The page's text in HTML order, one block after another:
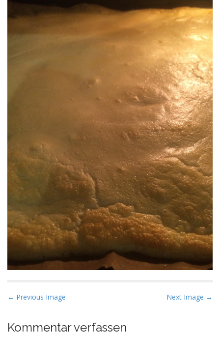
P
s
t
← Previous Image Next Image →
Kommentar verfassen